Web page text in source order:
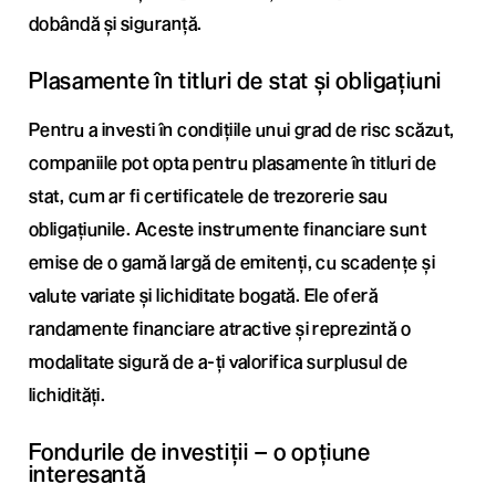
dobândă și siguranță.
Plasamente în titluri de stat și obligațiuni
Pentru a investi în condițiile unui grad de risc scăzut,
companiile pot opta pentru plasamente în titluri de
stat, cum ar fi certificatele de trezorerie sau
obligațiunile. Aceste instrumente financiare sunt
emise de o gamă largă de emitenți, cu scadențe și
valute variate și lichiditate bogată. Ele oferă
randamente financiare atractive și reprezintă o
modalitate sigură de a-ți valorifica surplusul de
lichidități.
Fondurile de investiții – o opțiune
interesantă